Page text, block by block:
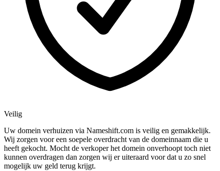
Veilig
Uw domein verhuizen via Nameshift.com is veilig en gemakkelijk.
Wij zorgen voor een soepele overdracht van de domeinnaam die u
heeft gekocht. Mocht de verkoper het domein onverhoopt toch niet
kunnen overdragen dan zorgen wij er uiteraard voor dat u zo snel
mogelijk uw geld terug krijgt.